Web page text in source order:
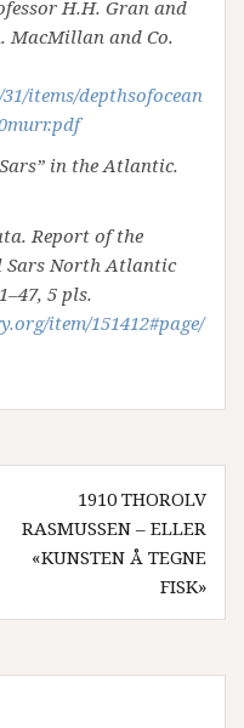
H.H. Gran and
MacMillan and Co.
items/depthsofocean
in the Atlantic.
Report of the
Sars North Atlantic
5 pls.
item/151412#page/
1910 THOROLV
RASMUSSEN – ELLER
«KUNSTEN Å TEGNE
FISK»